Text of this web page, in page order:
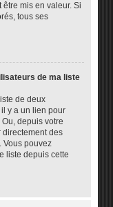
mis en valeur. Si
tous ses
de ma liste
de deux
y a un lien pour
Ou, depuis votre
directement des
Vous pouvez
liste depuis cette